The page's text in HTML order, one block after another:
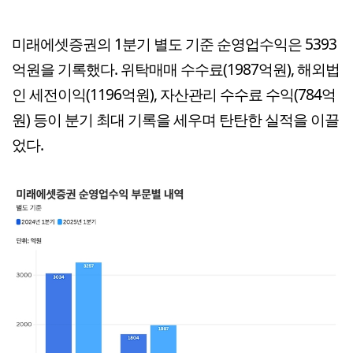
미래에셋증권의 1분기 별도 기준 순영업수익은 5393
억원을 기록했다. 위탁매매 수수료(1987억원), 해외법
인 세전이익(1196억원), 자산관리 수수료 수익(784억
원) 등이 분기 최대 기록을 세우며 탄탄한 실적을 이끌
었다.